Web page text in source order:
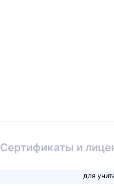
Сертификаты и
для